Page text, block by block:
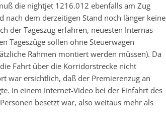
die nightjet 1216.012 ebenfalls am Zug
nach dem derzeitigen Stand noch länger keine
der Tageszug erfahren, neuesten Internas
Tageszüge sollen ohne Steuerwagen
Rahmen montiert werden müssen). Da
Fahrt über die Korridorstrecke nicht
war ersichtlich, daß der Premierenzug an
In einem Internet-Video bei der Einfahrt des
besetzt war, also weitaus mehr als